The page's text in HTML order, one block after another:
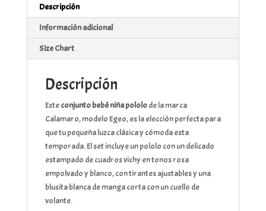
Descripción
Información adicional
Size Chart
Descripción
Esteconjunto bebé niña pololode la marca
Calamaro, modelo Egeo, es la elección perfecta para
que tu pequeña luzca clásica y cómoda esta
temporada. El set incluye un pololo con un delicado
estampado de cuadros vichy en tonos rosa
empolvado y blanco, con tirantes ajustables y una
blusita blanca de manga corta con un cuello de
volante.